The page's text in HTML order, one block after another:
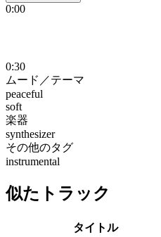
0:00
0:30
ムード／テーマ
peaceful
soft
楽器
synthesizer
その他のタグ
instrumental
似たトラック
タイトル